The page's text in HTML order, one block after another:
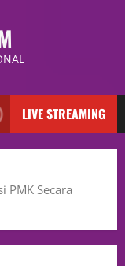
LIVE STREAMING
PMK Secara